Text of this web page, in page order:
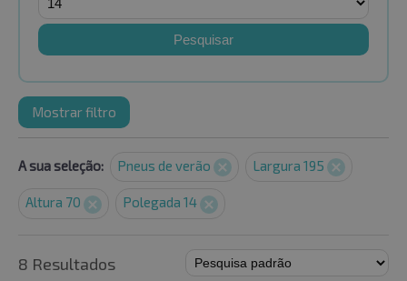
Pesquisar
Mostrar filtro
A sua seleção: Pneus de verão Largura 195
Altura 70 Polegada 14
8 Resultados